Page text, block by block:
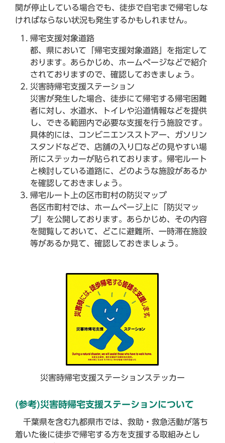
関が停止している場合でも、徒歩で自宅まで帰宅しな
ければならない状況も発生するかもしれません。
帰宅支援対象道路
都、県において「帰宅支援対象道路」を指定して
おります。あらかじめ、ホームページなどで紹介
されておりますので、確認しておきましょう。
災害時帰宅支援ステーション
災害が発生した場合、徒歩にて帰宅する帰宅困難
者に対し、水道水、トイレや沿道情報などを提供
し、できる範囲内で必要な支援を行う施設です。
具体的には、コンビニエンスストアー、ガソリン
スタンドなどで、店舗の入り口などの見やすい場
所にステッカーが貼られております。帰宅ルート
と検討している道路に、どのような施設があるか
を確認しておきましょう。
帰宅ルート上の区市町村の防災マップ
各区市町村では、ホームページ上に「防災マッ
プ」を公開しております。あらかじめ、その内容
を閲覧しておいて、どこに避難所、一時滞在施設
等があるか見て、確認しておきましょう。
災害時帰宅支援ステーションステッカー
(参考)災害時帰宅支援ステーションについて
千葉県を含む九都県市では、救助・救急活動が落ち
着いた後に徒歩で帰宅する方を支援する取組みとし